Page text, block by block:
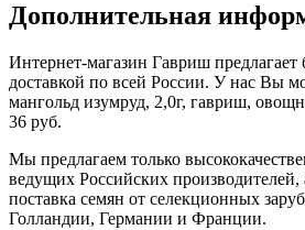
Дополнительная
Интернет-магазин Гавриш
доставкой по всей России. У нас Вы
мангольд изумруд, 2,0г, гавриш,
36 руб.
Мы предлагаем только
ведущих Российских производителей,
поставка семян от селекционных
Голландии, Германии и Франции.